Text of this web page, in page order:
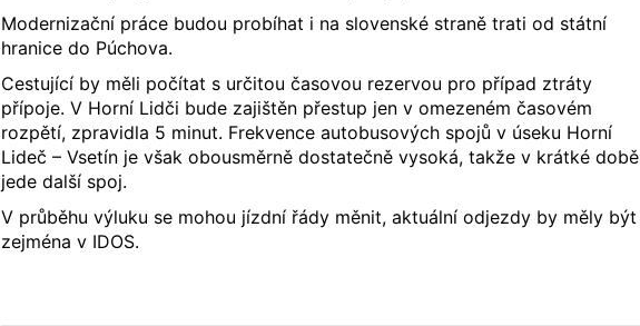
Modernizační práce budou probíhat i na slovenské straně trati od státní
hranice do Púchova.
Cestující by měli počítat s určitou časovou rezervou pro případ ztráty
přípoje. V Horní Lidči bude zajištěn přestup jen v omezeném časovém
rozpětí, zpravidla 5 minut. Frekvence autobusových spojů v úseku Horní
Lideč – Vsetín je však obousměrně dostatečně vysoká, takže v krátké době
jede další spoj.
V průběhu výluku se mohou jízdní řády měnit, aktuální odjezdy by měly být
zejména v IDOS.